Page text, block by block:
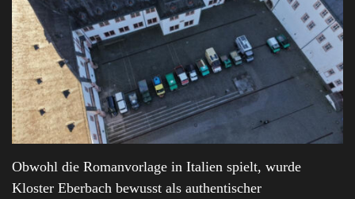
Obwohl die Romanvorlage in Italien spielt, wurde
Kloster Eberbach bewusst als authentischer